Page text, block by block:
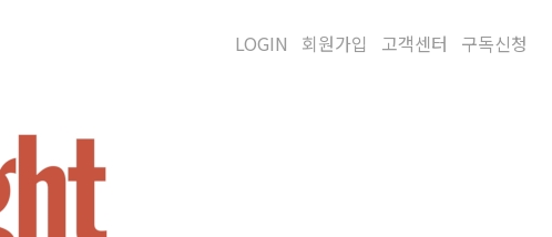
LOGIN 회원가입 고객센터 구독신청